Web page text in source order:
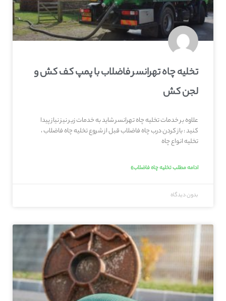
تخلیه چاه تهرانسر فاضلاب با پمپ کف کش و
لجن کش
علاوه بر خدمات تخلیه چاه تهرانسر شاید به خدمات زیر نیز نیاز پیدا
کنید : باز کردن درب چاه فاضلاب قبل از شروع تخلیه چاه فاضلاب ،
تخلیه انواع چاه
ادامه مطلب تخلیه چاه فاضلاب»
بدون دیدگاه